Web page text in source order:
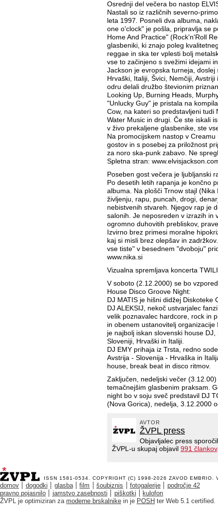
Osrednji del večera bo nastop
Nastali so iz različnih severno-
leta 1997. Posneli dva albuma,
one o'clock" je pošla, pripravlja se
Home And Practice" (Rock'n'Roll
glasbeniki, ki znajo poleg
reggae in ska ter vplesti bolj
vse to začinjeno s svežimi idejami
Jackson je evropska turneja, doslej
Hrvaški, Italiji, Švici, Nemčiji,
odru delali družbo števionim
Looking Up, Burning Heads,
"Unlucky Guy" je pristala na
Cow, na kateri so predstavljeni tudi
Water Music in drugi. Če ste iskali
v živo prekaljene glasbenike, ste
Na promocijskem nastop v
gostov in s posebej za priložnost
za noro ska-punk zabavo. Ne
Spletna stran:
Poseben gost večera je ljubljanski
Po desetih letih rapanja je končno
albuma. Na plošči Trnow stajl
življenju, rapu, puncah, drogi,
nebistvenih stvareh. Njegov rap je
salonih. Je neposreden v izrazih in
ogromno duhovitih prebliskov,
Izvirno brez primesi moralne
kaj si misli brez olepšav in
vse tiste" v besednem "dvoboju"
www.nika.si
Vizualna spremljava koncerta
V soboto (2.12.2000) se bo
House Disco Groove Night:
DJ MATIS je hišni didžej Diskoteke
DJ ALEKSIJ, nekoč ustvarjalec
velik poznavalec hardcore, rock in
in obenem ustanovitelj
je najbolj iskan slovenski house
Sloveniji, Hrvaški in Italiji.
DJ EMY prihaja iz Trsta, redno
Avstrija - Slovenija - Hrvaška in
house, break beat in disco ritmov.
Zaključen, nedeljski večer
temačnejšim glasbenim praksam.
night bo v soju sveč predstavil DJ
(Nova Gorica), nedelja, 3.12.2000
AVTOR
ŽVPL press
Objavljalec press
ŽVPL-u skupaj objavil 991 člankov
ISSN 1581-0534. COPYRIGHT (C) 1998-2026 ZAVOD EMBRIO .
domov dogodki glasba film šoubiznis fotogalerije
področje 42
pravno pojasnilo
jamstvo zasebnosti piškotki
kulofon
ŽVPL je optimiziran za moderne brskalnike in je POSH ter Web 5.1 certified.